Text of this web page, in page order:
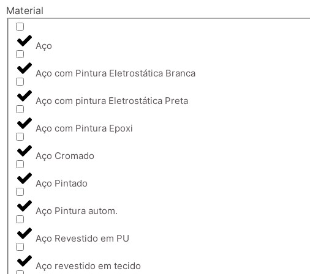
Material
Aço
Aço com Pintura Eletrostática Branca
Aço com pintura Eletrostática Preta
Aço com Pintura Epoxi
Aço Cromado
Aço Pintado
Aço Pintura autom.
Aço Revestido em PU
Aço revestido em tecido